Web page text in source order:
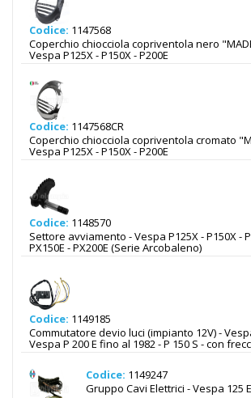
Codice: 1147568
Coperchio chiocciola copriventola nero
Vespa P125X - P150X - P200E
Codice: 1147568CR
Coperchio chiocciola copriventola cromato
Vespa P125X - P150X - P200E
Codice: 1148570
Settore avviamento - Vespa P125X - P150X -
PX150E - PX200E (Serie Arcobaleno)
Codice: 1149185
Commutatore devio luci (impianto 12V) -
Vespa P 200 E fino al 1982 - P 150 S - con
Codice: 1149247
Gruppo Cavi Elettrici - Vespa 125